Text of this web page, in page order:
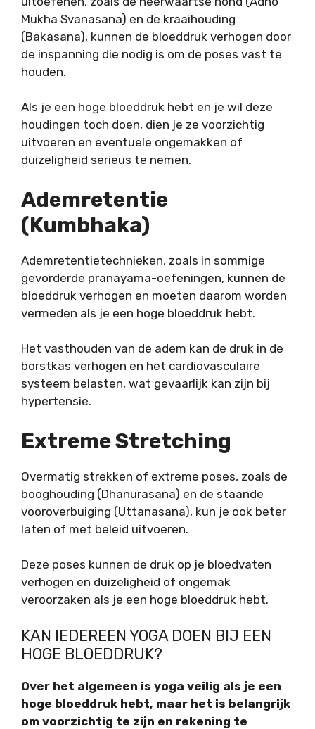
Mukha Svanasana) en de kraaihouding
(Bakasana), kunnen de bloeddruk verhogen door
de inspanning die nodig is om de poses vast te
houden.
Als je een hoge bloeddruk hebt en je wil deze
houdingen toch doen, dien je ze voorzichtig
uitvoeren en eventuele ongemakken of
duizeligheid serieus te nemen.
Ademretentie
(Kumbhaka)
Ademretentietechnieken, zoals in sommige
gevorderde pranayama-oefeningen, kunnen de
bloeddruk verhogen en moeten daarom worden
vermeden als je een hoge bloeddruk hebt.
Het vasthouden van de adem kan de druk in de
borstkas verhogen en het cardiovasculaire
systeem belasten, wat gevaarlijk kan zijn bij
hypertensie.
Extreme Stretching
Overmatig strekken of extreme poses, zoals de
booghouding (Dhanurasana) en de staande
vooroverbuiging (Uttanasana), kun je ook beter
laten of met beleid uitvoeren.
Deze poses kunnen de druk op je bloedvaten
verhogen en duizeligheid of ongemak
veroorzaken als je een hoge bloeddruk hebt.
KAN IEDEREEN YOGA DOEN BIJ EEN
HOGE BLOEDDRUK?
Over het algemeen is yoga veilig als je een
hoge bloeddruk hebt, maar het is belangrijk
om voorzichtig te zijn en rekening te